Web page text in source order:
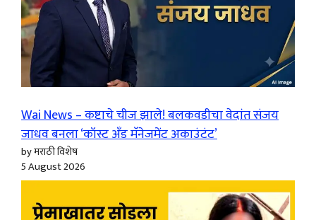
Wai News – कष्टाचे चीज झाले! बलकवडीचा वेदांत संजय
जाधव बनला ‘कॉस्ट अँड मॅनेजमेंट अकाउंटंट’
by मराठी विशेष
5 August 2026